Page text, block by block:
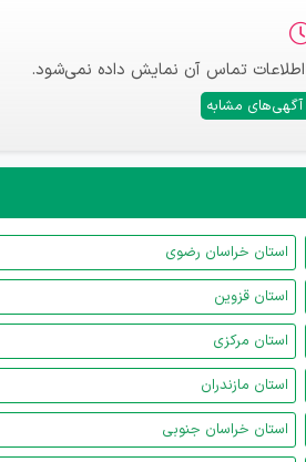
تماس آن نمایش داده نمی‌شود.
مشابه
استان خراسان رضوی
استان قزوین
استان مرکزی
استان مازندران
استان خراسان جنوبی